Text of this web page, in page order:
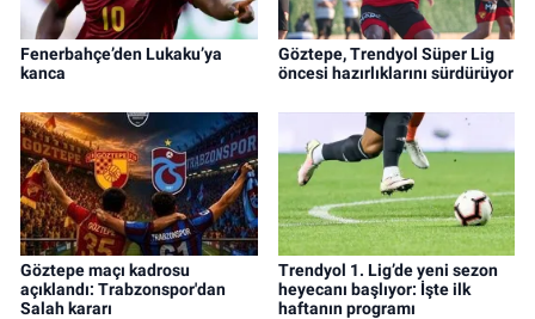
Fenerbahçe’den Lukaku’ya
kanca
Göztepe, Trendyol Süper Lig
öncesi hazırlıklarını sürdürüyor
Göztepe maçı kadrosu
açıklandı: Trabzonspor'dan
Salah kararı
Trendyol 1. Lig’de yeni sezon
heyecanı başlıyor: İşte ilk
haftanın programı